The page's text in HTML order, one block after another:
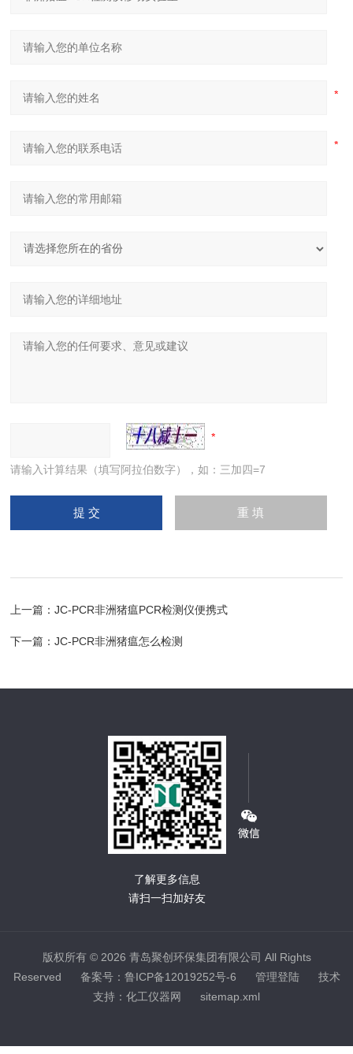
请输入计算结果（填写阿拉伯数字），如：三加四=7
上一篇：JC-PCR非洲猪瘟PCR检测仪便携式
下一篇：JC-PCR非洲猪瘟怎么检测
了解更多信息
请扫一扫加好友
版权所有 © 2026 青岛聚创环保集团有限公司 All Rights
Reserved 备案号：鲁ICP备12019252号-6 管理登陆技术
支持： 化工仪器网 sitemap.xml